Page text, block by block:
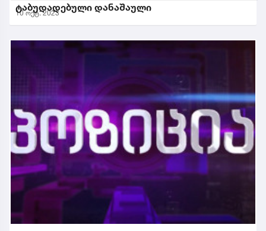
ტაბუდადებული დანაშაული
10 ოქტ. 2023